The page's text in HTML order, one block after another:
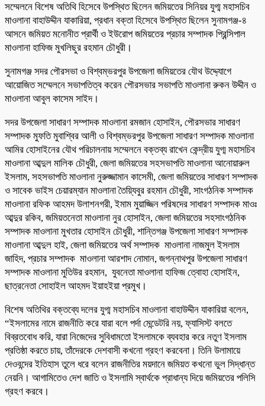
সম্মেলনে বিশেষ অতিথি হিসেবে উপস্থিত ছিলেন জমিয়তের সিনিয়র যুগ্ম মহাসচিব
মাওলানা বাহাউদ্দীন যাকারিয়া, প্রধান বক্তা হিসেবে উপস্থিত ছিলেন সুনামগঞ্জ-৪
আসনে জমিয়ত মনোনীত প্রার্থী ও ইউরোপ জমিয়তের প্রচার সম্পাদক প্রিন্সিপাল
মাওলানা হাফিজ মুখলিছুর রহমান চৌধুরী।
সুনামগঞ্জ সদর পৌরসভা ও বিশ্বম্ভরপুর উপজেলা জমিয়তের যৌথ উদ্দ্যোগে
আয়োজিত সম্মেলনে সভাপতিত্ব করেন পৌরসভার সভাপতি মাওলানা রুকন উদ্দীন ও
মাওলানা আবুল কাসেম সাইদ।
সদর উপজেলা সাধারণ সম্পাদক মাওলানা রমজান হোসাইন, পৌরসভার সাধারণ
সম্পাদক মুফতি মুবাশ্বির আলী ও বিশ্বম্ভরপুর উপজেলা সাধারণ সম্পাদক মাওলানা
আমির হোসাইনের যৌথ পরিচালনায় সম্মেলনে বক্তব্য রাখেন কেন্দ্রীয় যুগ্ম মহাসচিব
মাওলানা আব্দুল মালিক চৌধুরী, জেলা জমিয়তের সহসভাপতি মাওলানা আনোয়ারুল
ইসলাম, সহসভাপতি মাওলানা নুরুজ্জামান কাসেমী, জেলা জমিয়তের সাধারণ সম্পাদক
ও সাবেক ভাইস চেয়ারম্যান মাওলানা তৈয়্যিবুর রহমান চৌধুরী, সাংগঠনিক সম্পাদক
মাওলানা রফিক আহমদ উলাশনগরী, ইমাম মুয়াজ্জিন পরিষদের সাধারণ সম্পাদক মাওঃ
আব্দুর রকিব, জমিয়তনেতা মাওলানা নুর হোসাইন, জেলা জমিয়তের সহসাংগঠনিক
সম্পাদক মাওলানা মুখতার হোসাইন চৌধুরী, শান্তিগঞ্জ উপজেলা সাধারণ সম্পাদক
মাওলানা আব্দুল হাই, জেলা জমিয়তের অর্থ সম্পাদক মাওলানা নাজমুল ইসলাম
জাহিদ, প্রচার সম্পাদক মাওলানা আরশাদ নোমান, জগন্নাথপুর উপজেলা সাধারণ
সম্পাদক মাওলানা মুতিউর রহমান, যুবনেতা মাওলানা হাফিজ ত্বোহা হোসাইন,
ছাত্রনেতা সোহাইল আহমদ ইয়াহইয়া প্রমুখ।
বিশেষ অতিথির বক্তব্যে দলের যুগ্ম মহাসচিব মাওলানা বাহাউদ্দীন যাকারিয়া বলেন,
“ইসলামের নামে রাজনীতি করে যারা বলে পর্দা মেন্ডেটরি নয়, ফ্যাসিস্ট বলতে
বিব্রতবোধ করি, যারা নিজেদের সুবিধামতো ইসলামকে ব্যবহার করে নতুণ ইসলাম
প্রতিষ্ঠা করতে চায়, তাঁদেরকে দেশবাসী কখনো গ্রহণ করবেনা। তিনি উলামায়ে
দেওবন্দের ইতিহাস তুলে ধরে বলেন রাজনীতির ময়দানে জমিয়ত কখনো ভুল সিদ্ধান্ত
নেয়নি। আগামিতেও দেশ জাতি ও ইসলামি স্বার্থকে প্রাধান্য দিয়ে জমিয়তের পলিসি
গ্রহণ করবে।